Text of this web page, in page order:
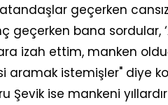
geçerken
geçerken bana sordular,
izah ettim, manken
aramak istemişler" diye
Şevik ise mankeni yıllardır